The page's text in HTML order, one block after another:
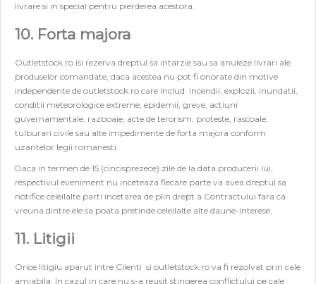
livrare si in special pentru pierderea acestora.
10. Forta majora
Outletstock.ro isi rezerva dreptul sa intarzie sau sa anuleze livrari ale
produselor comandate, daca acestea nu pot fi onorate din motive
independente de outletstock.ro care includ: incendii, explozii, inundatii,
conditii meteorologice extreme, epidemii, greve, actiuni
guvernamentale, razboaie, acte de terorism, proteste, rascoale,
tulburari civile sau alte impedimente de forta majora conform
uzantelor legii romanesti.
Daca in termen de 15 (cincisprezece) zile de la data producerii lui,
respectivul eveniment nu inceteaza fiecare parte va avea dreptul sa
notifice celeilalte parti incetarea de plin drept a Contractului fara ca
vreuna dintre ele sa poata pretinde celeilalte alte daune-interese.
11. Litigii
Orice litigiu aparut intre Clienti si outletstock.ro va fi rezolvat prin cale
amiabila. In cazul in care nu s-a reusit stingerea conflictului pe cale